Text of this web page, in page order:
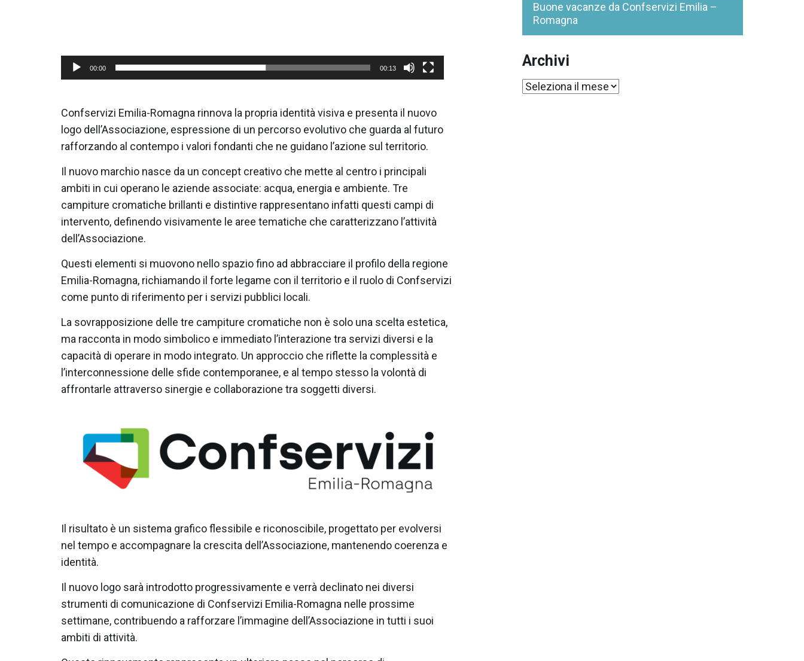
00:00 00:13
Confservizi Emilia-Romagna rinnova la propria identità visiva e presenta il nuovo
logo dell’Associazione, espressione di un percorso evolutivo che guarda al futuro
rafforzando al contempo i valori fondanti che ne guidano l’azione sul territorio.
Il nuovo marchio nasce da un concept creativo che mette al centro i principali
ambiti in cui operano le aziende associate: acqua, energia e ambiente. Tre
campiture cromatiche brillanti e distintive rappresentano infatti questi campi di
intervento, definendo visivamente le aree tematiche che caratterizzano l’attività
dell’Associazione.
Questi elementi si muovono nello spazio fino ad abbracciare il profilo della regione
Emilia-Romagna, richiamando il forte legame con il territorio e il ruolo di Confservizi
come punto di riferimento per i servizi pubblici locali.
La sovrapposizione delle tre campiture cromatiche non è solo una scelta estetica,
ma racconta in modo simbolico e immediato l’interazione tra servizi diversi e la
capacità di operare in modo integrato. Un approccio che riflette la complessità e
l’interconnessione delle sfide contemporanee, e al tempo stesso la volontà di
affrontarle attraverso sinergie e collaborazione tra soggetti diversi.
Il risultato è un sistema grafico flessibile e riconoscibile, progettato per evolversi
nel tempo e accompagnare la crescita dell’Associazione, mantenendo coerenza e
identità.
Il nuovo logo sarà introdotto progressivamente e verrà declinato nei diversi
strumenti di comunicazione di Confservizi Emilia-Romagna nelle prossime
settimane, contribuendo a rafforzare l’immagine dell’Associazione in tutti i suoi
ambiti di attività.
Buone vacanze da Confservizi Emilia –
Romagna
Archivi
Archivi